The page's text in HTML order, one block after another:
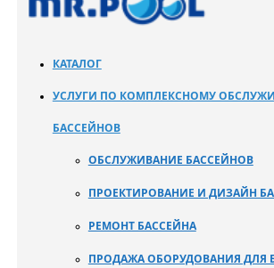
КАТАЛОГ
УСЛУГИ ПО КОМПЛЕКСНОМУ
БАССЕЙНОВ
ОБСЛУЖИВАНИЕ БАССЕЙНОВ
ПРОЕКТИРОВАНИЕ И ДИЗАЙН
РЕМОНТ БАССЕЙНА
ПРОДАЖА ОБОРУДОВАНИЯ ДЛЯ